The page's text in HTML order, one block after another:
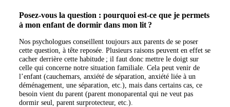
Posez-vous la question : pourquoi est-ce que je permets
à mon enfant de dormir dans mon lit ?
Nos psychologues conseillent toujours aux parents de se poser
cette question, à tête reposée. Plusieurs raisons peuvent en effet se
cacher derrière cette habitude ; il faut donc mettre le doigt sur
celle qui concerne notre situation familiale. Cela peut venir de
l’enfant (cauchemars, anxiété de séparation, anxiété liée à un
déménagement, une séparation, etc.), mais dans certains cas, ce
besoin vient du parent (parent monoparental qui ne veut pas
dormir seul, parent surprotecteur, etc.).